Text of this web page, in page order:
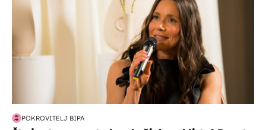
POKROVITELJ BIPA